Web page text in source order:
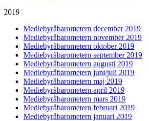
2019
Mediebyråbarometern december 2019
Mediebyråbarometern november 2019
Mediebyråbarometern oktober 2019
Mediebyråbarometern september 2019
Mediebyråbarometern augusti 2019
Mediebyråbarometern juni/juli 2019
Mediebyråbarometern maj 2019
Mediebyråbarometern april 2019
Mediebyråbarometern mars 2019
Mediebyråbarometern februari 2019
Mediebyråbarometern januari 2019